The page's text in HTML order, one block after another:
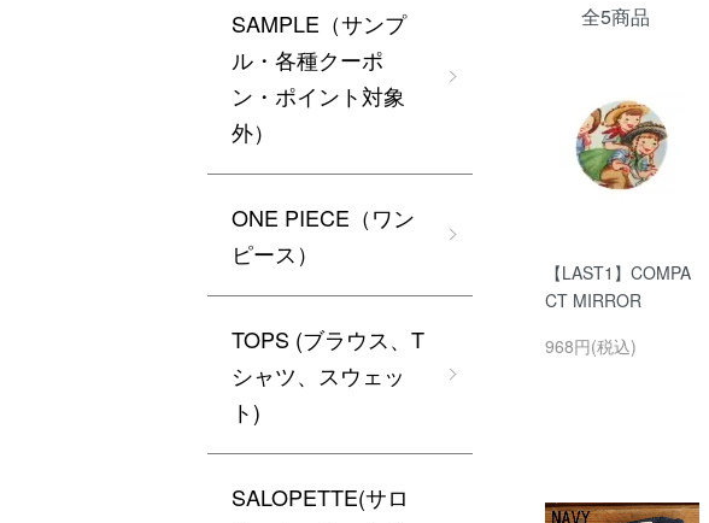
全5商品
【LAST1】COMPA
CT MIRROR
968円(税込)
SAMPLE（サンプ
ル・各種クーポ
ン・ポイント対象
外）
ONE PIECE（ワン
ピース）
TOPS (ブラウス、T
シャツ、スウェッ
ト)
SALOPETTE(サロ